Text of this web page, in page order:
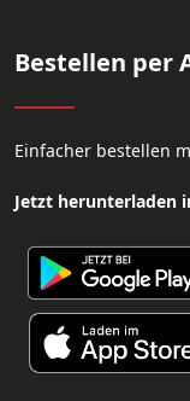
Bestellen per
Einfacher bestellen
Jetzt herunterladen